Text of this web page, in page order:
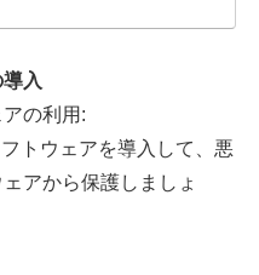
入
の利用:
トウェアを導入して、悪
アから保護しましょ